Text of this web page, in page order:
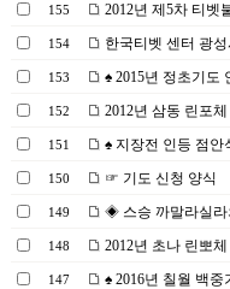
155 2012년 제5차 티벳
154 한국티벳 센터 광
153 ♠ 2015년 정초기도
152 2012년 삼동 린포
151 ♠ 지장전 인등 점안
150 ☞ 기도 신청 양식
149 ◈ 스승 까말라실라
148 2012년 초나 린뽀
147 ♠ 2016년 칠월 백